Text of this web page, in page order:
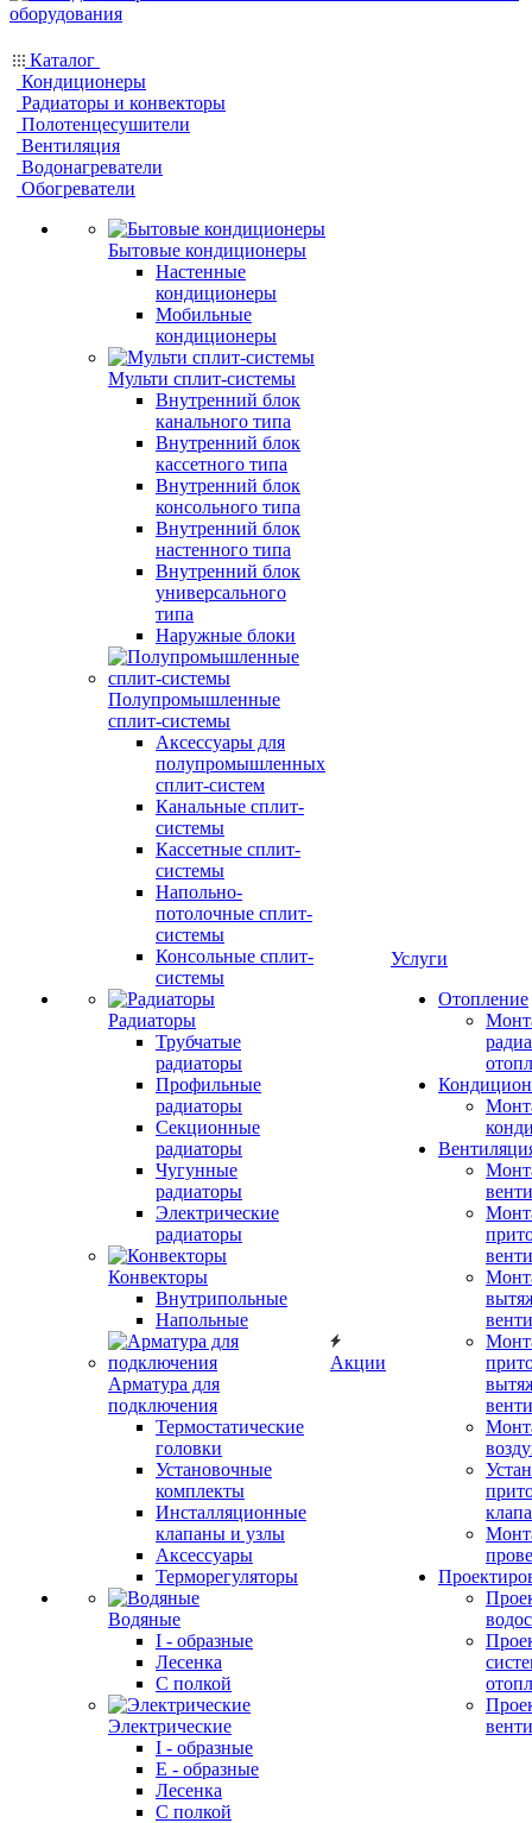
Каталог
Кондиционеры
Радиаторы и конвекторы
Полотенцесушители
Вентиляция
Водонагреватели
Обогреватели
Бытовые кондиционеры
Настенные
кондиционеры
Мобильные
кондиционеры
Мульти сплит-системы
Внутренний блок
канального типа
Внутренний блок
кассетного типа
Внутренний блок
консольного типа
Внутренний блок
настенного типа
Внутренний блок
универсального
типа
Наружные блоки
Полупромышленные
сплит-системы
Аксессуары для
полупромышленных
сплит-систем
Канальные сплит-
системы
Кассетные сплит-
системы
Напольно-
потолочные сплит-
системы
Консольные сплит-
системы
Радиаторы
Трубчатые
радиаторы
Профильные
радиаторы
Секционные
радиаторы
Чугунные
радиаторы
Электрические
радиаторы
Конвекторы
Внутрипольные
Напольные
Арматура для
подключения
Термостатические
головки
Установочные
комплекты
Инсталляционные
клапаны и узлы
Аксессуары
Терморегуляторы
Водяные
I - образные
Лесенка
С полкой
Электрические
I - образные
E - образные
Лесенка
С полкой
Акции
Услуги
Отопление